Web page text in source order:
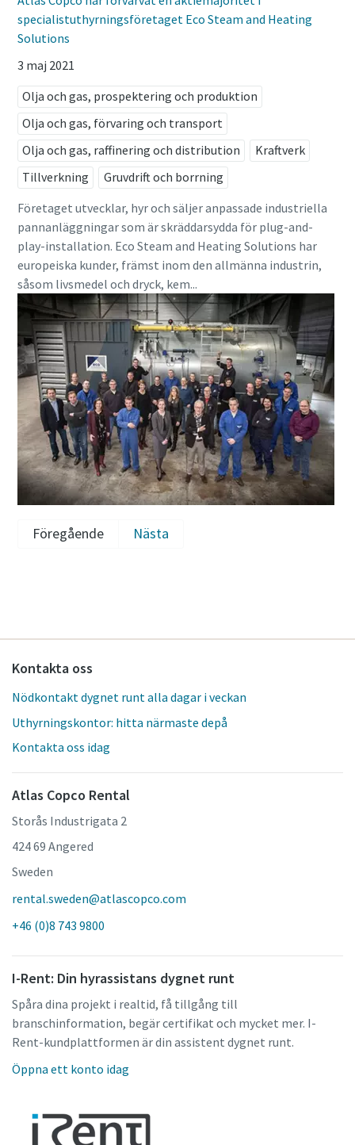
specialistuthyrningsföretaget Eco Steam and Heating
Solutions
3 maj 2021
Olja och gas, prospektering och produktion
Olja och gas, förvaring och transport
Olja och gas, raffinering och distribution
Kraftverk
Tillverkning
Gruvdrift och borrning
Företaget utvecklar, hyr och säljer anpassade industriella
pannanläggningar som är skräddarsydda för plug-and-
play-installation. Eco Steam and Heating Solutions har
europeiska kunder, främst inom den allmänna industrin,
såsom livsmedel och dryck, kem...
Föregående Nästa
Kontakta oss
Nödkontakt dygnet runt alla dagar i veckan
Uthyrningskontor: hitta närmaste depå
Kontakta oss idag
Atlas Copco Rental
Storås Industrigata 2
424 69 Angered
Sweden
rental.sweden@atlascopco.com
+46 (0)8 743 9800
I-Rent: Din hyrassistans dygnet runt
Spåra dina projekt i realtid, få tillgång till
branschinformation, begär certifikat och mycket mer. I-
Rent-kundplattformen är din assistent dygnet runt.
Öppna ett konto idag